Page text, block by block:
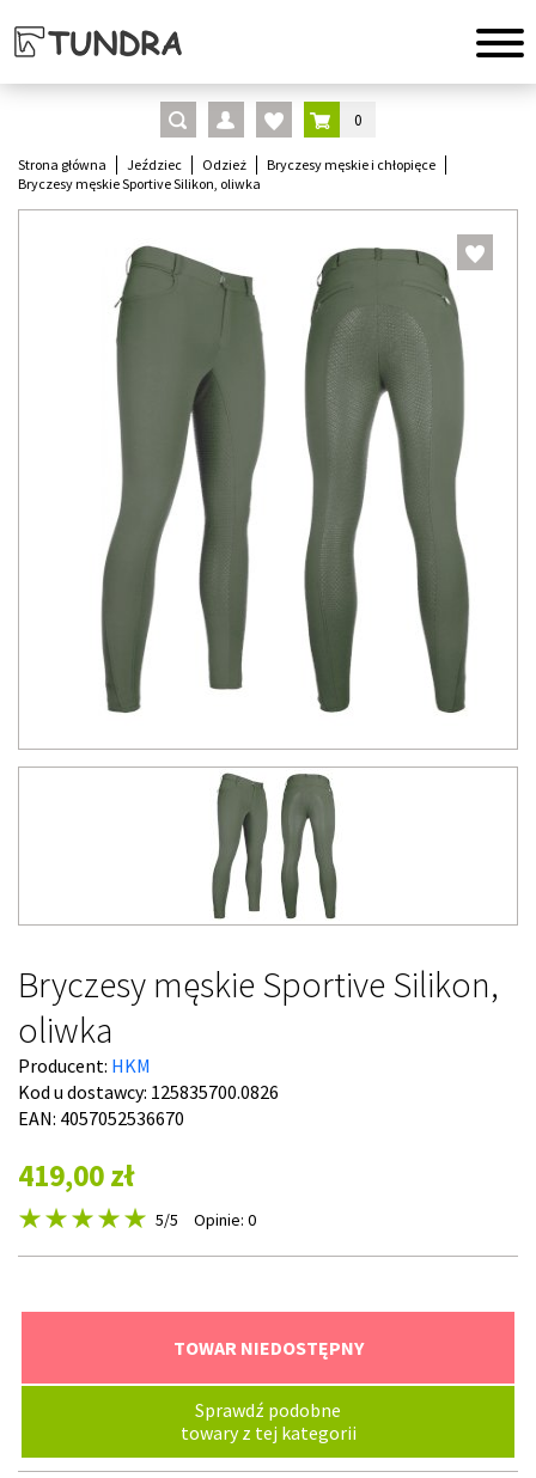
0
Strona główna Jeździec Odzież
Bryczesy męskie i chłopięce
Bryczesy męskie Sportive Silikon, oliwka
Bryczesy męskie Sportive Silikon,
oliwka
Producent: HKM
Kod u dostawcy: 125835700.0826
EAN: 4057052536670
419,00 zł
5/5 Opinie: 0
TOWAR NIEDOSTĘPNY
Sprawdź podobne
towary z tej kategorii